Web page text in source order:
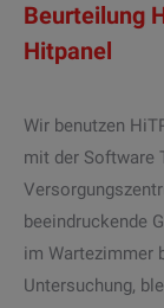
Beurteilung
Hitpanel
Wir benutzen
mit der Software
beeindruckende
im Wartezimmer
Untersuchung,